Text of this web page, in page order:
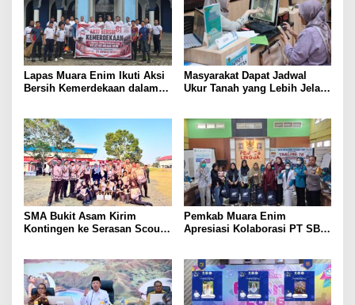
Lapas Muara Enim Ikuti Aksi
Bersih Kemerdekaan dalam
Masyarakat Dapat Jadwal
Ukur Tanah yang Lebih Jelas
SMA Bukit Asam Kirim
Kontingen ke Serasan Scout
Siswa
Pemkab Muara Enim
Apresiasi Kolaborasi PT SBS